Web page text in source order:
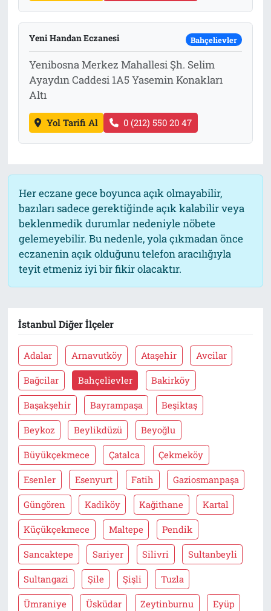
Yeni Handan Eczanesi Bahçelievler
Yenibosna Merkez Mahallesi Şh. Selim
Ayaydın Caddesi 1A5 Yasemin Konakları
Altı
Yol Tarifi Al 0 (212) 550 20 47
Her eczane gece boyunca açık olmayabilir,
bazıları sadece gerektiğinde açık kalabilir veya
beklenmedik durumlar nedeniyle nöbete
gelemeyebilir. Bu nedenle, yola çıkmadan önce
eczanenin açık olduğunu telefon aracılığıyla
teyit etmeniz iyi bir fikir olacaktır.
İstanbul Diğer İlçeler
Adalar Arnavutköy Ataşehir Avcilar
Bağcilar Bahçelievler Bakirköy
Başakşehir Bayrampaşa Beşiktaş
Beykoz Beylikdüzü Beyoğlu
Büyükçekmece Çatalca Çekmeköy
Esenler Esenyurt Fatih Gaziosmanpaşa
Güngören Kadiköy Kağithane Kartal
Küçükçekmece Maltepe Pendik
Sancaktepe Sariyer Silivri Sultanbeyli
Sultangazi Şile Şişli Tuzla
Ümraniye Üsküdar Zeytinburnu Eyüp